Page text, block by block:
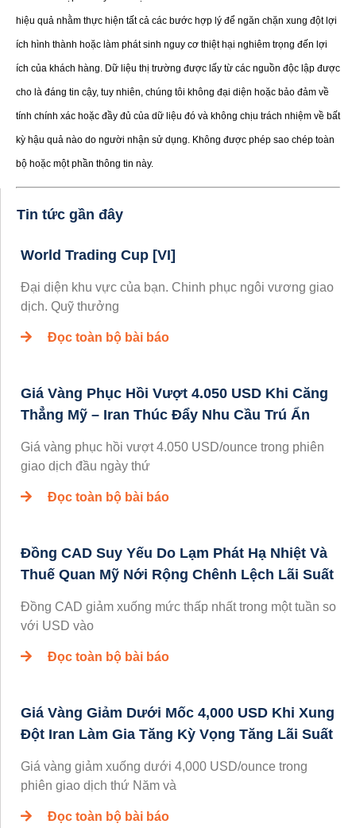
hiệu quả nhằm thực hiện tất cả các bước hợp lý để ngăn chặn xung đột lợi
ích hình thành hoặc làm phát sinh nguy cơ thiệt hại nghiêm trọng đến lợi
ích của khách hàng. Dữ liệu thị trường được lấy từ các nguồn độc lập được
cho là đáng tin cậy, tuy nhiên, chúng tôi không đại diện hoặc bảo đảm về
tính chính xác hoặc đầy đủ của dữ liệu đó và không chịu trách nhiệm về bất
kỳ hậu quả nào do người nhận sử dụng. Không được phép sao chép toàn
bộ hoặc một phần thông tin này.
Tin tức gần đây
World Trading Cup [VI]
Đại diện khu vực của bạn. Chinh phục ngôi vương giao
dịch. Quỹ thưởng
Đọc toàn bộ bài báo
Giá Vàng Phục Hồi Vượt 4.050 USD Khi Căng
Thẳng Mỹ – Iran Thúc Đẩy Nhu Cầu Trú Ẩn
Giá vàng phục hồi vượt 4.050 USD/ounce trong phiên
giao dịch đầu ngày thứ
Đọc toàn bộ bài báo
Đồng CAD Suy Yếu Do Lạm Phát Hạ Nhiệt Và
Thuế Quan Mỹ Nới Rộng Chênh Lệch Lãi Suất
Đồng CAD giảm xuống mức thấp nhất trong một tuần so
với USD vào
Đọc toàn bộ bài báo
Giá Vàng Giảm Dưới Mốc 4,000 USD Khi Xung
Đột Iran Làm Gia Tăng Kỳ Vọng Tăng Lãi Suất
Giá vàng giảm xuống dưới 4,000 USD/ounce trong
phiên giao dịch thứ Năm và
Đọc toàn bộ bài báo